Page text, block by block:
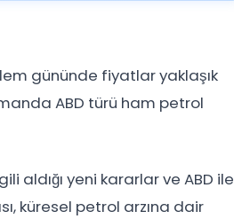
gününde fiyatlar yaklaşık
ABD türü ham petrol
aldığı yeni kararlar ve ABD ile
küresel petrol arzına dair